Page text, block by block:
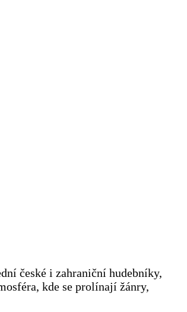
české i zahraniční hudebníky,
kde se prolínají žánry,